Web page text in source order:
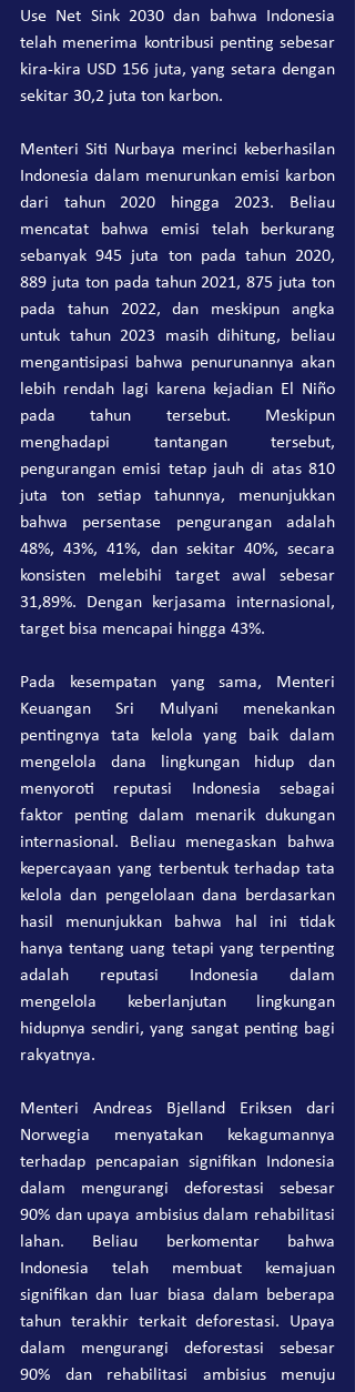
Use Net Sink 2030 dan bahwa Indonesia
telah menerima kontribusi penting sebesar
kira-kira USD 156 juta, yang setara dengan
sekitar 30,2 juta ton karbon.
Menteri Siti Nurbaya merinci keberhasilan
Indonesia dalam menurunkan emisi karbon
dari tahun 2020 hingga 2023. Beliau
mencatat bahwa emisi telah berkurang
sebanyak 945 juta ton pada tahun 2020,
889 juta ton pada tahun 2021, 875 juta ton
pada tahun 2022, dan meskipun angka
untuk tahun 2023 masih dihitung, beliau
mengantisipasi bahwa penurunannya akan
lebih rendah lagi karena kejadian El Niño
pada tahun tersebut. Meskipun
menghadapi tantangan tersebut,
pengurangan emisi tetap jauh di atas 810
juta ton setiap tahunnya, menunjukkan
bahwa persentase pengurangan adalah
48%, 43%, 41%, dan sekitar 40%, secara
konsisten melebihi target awal sebesar
31,89%. Dengan kerjasama internasional,
target bisa mencapai hingga 43%.
Pada kesempatan yang sama, Menteri
Keuangan Sri Mulyani menekankan
pentingnya tata kelola yang baik dalam
mengelola dana lingkungan hidup dan
menyoroti reputasi Indonesia sebagai
faktor penting dalam menarik dukungan
internasional. Beliau menegaskan bahwa
kepercayaan yang terbentuk terhadap tata
kelola dan pengelolaan dana berdasarkan
hasil menunjukkan bahwa hal ini tidak
hanya tentang uang tetapi yang terpenting
adalah reputasi Indonesia dalam
mengelola keberlanjutan lingkungan
hidupnya sendiri, yang sangat penting bagi
rakyatnya.
Menteri Andreas Bjelland Eriksen dari
Norwegia menyatakan kekagumannya
terhadap pencapaian signifikan Indonesia
dalam mengurangi deforestasi sebesar
90% dan upaya ambisius dalam rehabilitasi
lahan. Beliau berkomentar bahwa
Indonesia telah membuat kemajuan
signifikan dan luar biasa dalam beberapa
tahun terakhir terkait deforestasi. Upaya
dalam mengurangi deforestasi sebesar
90% dan rehabilitasi ambisius menuju